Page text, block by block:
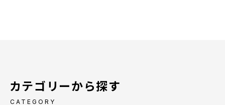
カテゴリーから探す
CATEGORY